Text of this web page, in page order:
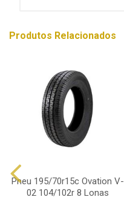
Produtos Relacionados
Pneu 195/70r15c Ovation V-
02 104/102r 8 Lonas